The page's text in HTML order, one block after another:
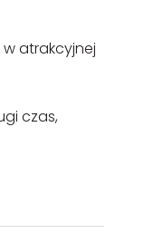
atrakcyjnej
czas,